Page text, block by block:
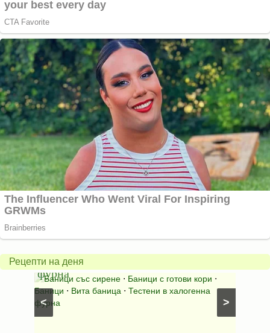
Рецепти на деня
>
<
Вита
баница
в
халогенна
фурна
Баници със сирене ⋅ Баници с готови кори ⋅
Баници ⋅ Вита баница ⋅ Тестени в халогенна
фурна
за